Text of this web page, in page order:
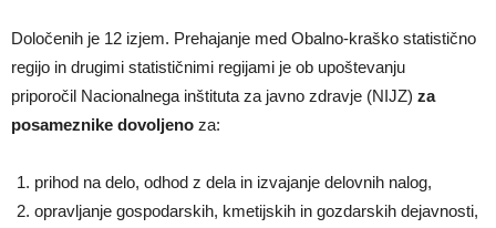
Določenih je 12 izjem. Prehajanje med Obalno-kraško statistično
regijo in drugimi statističnimi regijami je ob upoštevanju
priporočil Nacionalnega inštituta za javno zdravje (NIJZ) za
posameznike dovoljeno za:
prihod na delo, odhod z dela in izvajanje delovnih nalog,
opravljanje gospodarskih, kmetijskih in gozdarskih dejavnosti,